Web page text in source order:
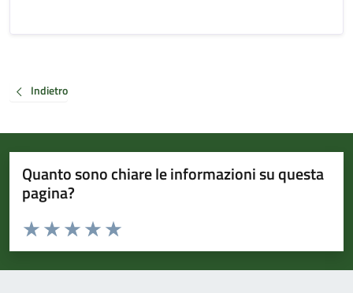
Indietro
Quanto sono chiare le informazioni su questa
pagina?
Valuta da 1 a 5 stelle la pagina
Valuta 5 stelle su 5
Valuta 4 stelle su 5
Valuta 3 stelle su 5
Valuta 2 stelle su 5
Valuta 1 stelle su 5